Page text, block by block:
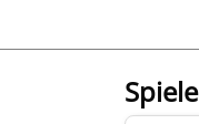
Spiele